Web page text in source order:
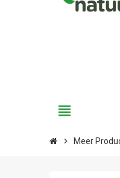
view_headline
chevron_right Meer